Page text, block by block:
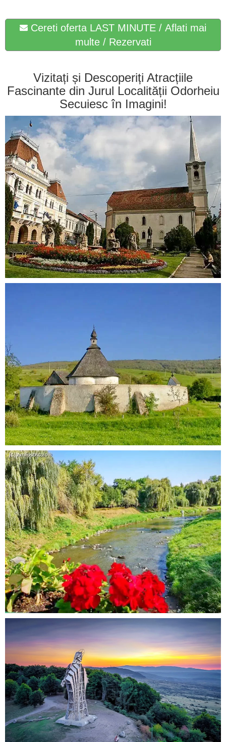
Cereti oferta LAST MINUTE / Aflati mai
multe / Rezervati
Vizitați și Descoperiți Atracțiile
Fascinante din Jurul Localității Odorheiu
Secuiesc în Imagini!